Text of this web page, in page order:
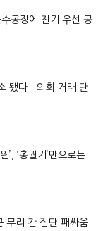
공장에 전기 우선 공
됐다…외화 거래 단
’, ‘총궐기’만으로는
무리 간 집단 패싸움